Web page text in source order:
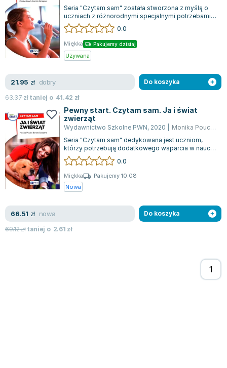
Seria "Czytam sam" została stworzona z myślą o
uczniach z różnorodnymi specjalnymi potrzebami
edukacyjnymi. Znajduje zastosowanie...
0.0
Miękka Pakujemy dzisiaj
Używana
21.95 zł dobry
63.37złtaniej o 41.42 zł
Do koszyka
Pewny start. Czytam sam. Ja i świat
zwierząt
Wydawnictwo Szkolne PWN, 2020 Monika Pouch,
Seria "Czytam sam" dedykowana jest uczniom,
którzy potrzebują dodatkowego wsparcia w nauce.
Jest szczególnie przydatna w pracy z d...
0.0
Miękka
Pakujemy 10.08
Nowa
66.51 zł nowa
69.12złtaniej o 2.61 zł
Do koszyka